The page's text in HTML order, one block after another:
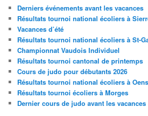
Derniers événements avant les vacances
Résultats tournoi national écoliers à
Vacances d’été
Résultats tournoi national écoliers à St-
Championnat Vaudois Individuel
Résultats tournoi cantonal de printemps
Cours de judo pour débutants 2026
Résultats tournoi national écoliers à
Résultats tournoi écoliers à Morges
Dernier cours de judo avant les vacances